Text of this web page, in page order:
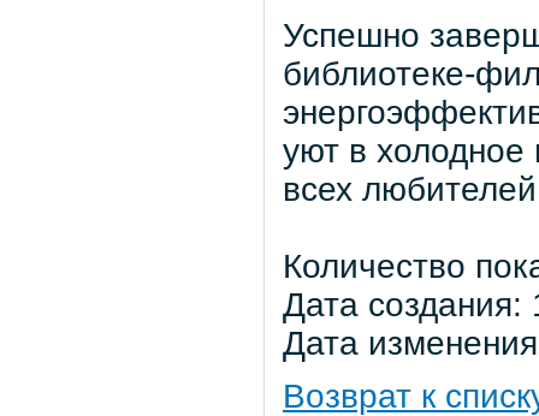
Успешно
библиотеке-
уют в холодное
всех
Количество
Дата
Дата
Возврат к